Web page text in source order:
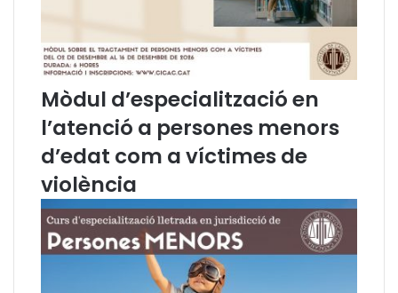
r
e
l
e
i
ó
.
R
e
n
u
t
e
t
d
n
o
t
í
c
i
Mòdul d’especialització en
l’atenció a persones menors
d’edat com a víctimes de
violència